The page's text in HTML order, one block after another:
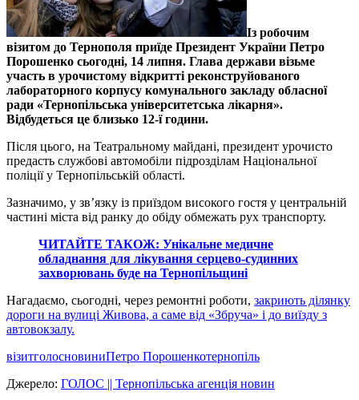
Із робочим
візитом до Тернополя приїде Президент України Петро
Порошенко сьогодні, 14 липня. Глава держави візьме
участь в урочистому відкритті реконструйованого
лабораторного корпусу комунального закладу обласної
ради «Тернопільська університетська лікарня».
Відбудеться це близько 12-ї години.
Після цього, на Театральному майдані, президент урочисто
предасть службові автомобіли підрозділам Національної
поліції у Тернопільській області.
Зазначимо, у зв’язку із приїздом високого гостя у центральній
частині міста від ранку до обіду обмежать рух транспорту.
ЧИТАЙТЕ ТАКОЖ: Унікальне медичне
обладнання для лікування серцево-судинних
захворювань буде на Тернопільщині
Нагадаємо, сьогодні, через ремонтні роботи, закриють ділянку
дороги на вулиці Живова, а саме від «Збруча» і до виїзду з
автовокзалу.
візитголосновиниПетро Порошенкотернопіль
Джерело: ГОЛОС || Тернопільська агенція новин